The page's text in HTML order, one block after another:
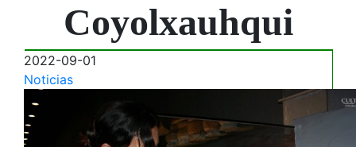
Coyolxauhqui
2022-09-01
Noticias